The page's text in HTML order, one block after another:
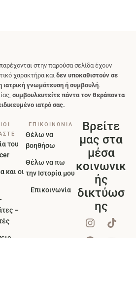
στην παρούσα σελίδα έχουν
χαρακτήρα και δεν υποκαθιστούν σε
ιατρική γνωμάτευση ή συμβουλή.
συμβουλευτείτε πάντα τον θεράποντα
ιατρό σας.
του
και οι
–
ΕΠΙΚΟΙΝΩΝΙΑ
Θέλω να
βοηθήσω
Θέλω να πω
την Ιστορία μου
Επικοινωνία
Βρείτε
μας στα
μέσα
κοινωνικ
ής
δικτύωσ
ης